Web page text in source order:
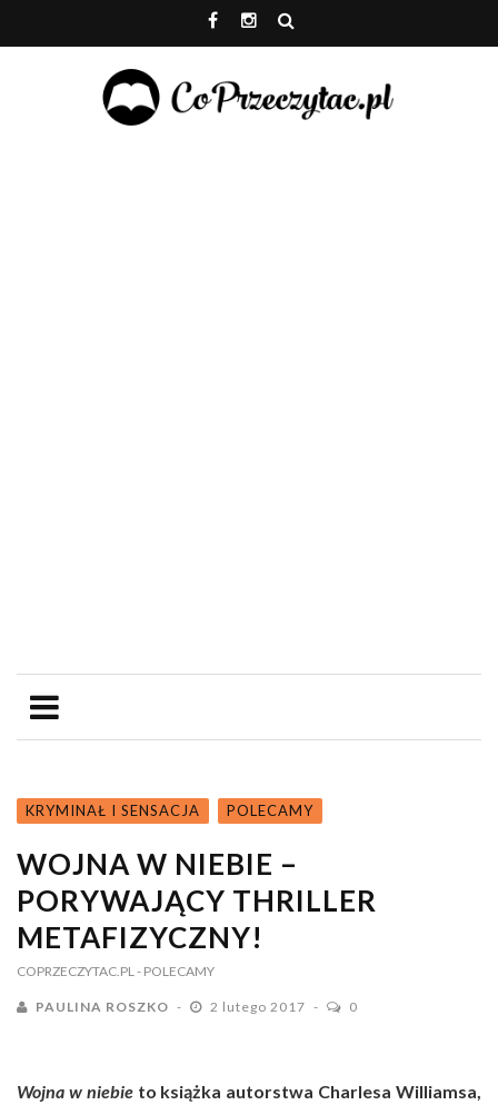
KRYMINAŁ I SENSACJA POLECAMY
WOJNA W NIEBIE –
PORYWAJĄCY THRILLER
METAFIZYCZNY!
COPRZECZYTAC.PL - POLECAMY
PAULINA ROSZKO 2 lutego 2017 0
Wojna w niebieto książka autorstwa Charlesa Williamsa,